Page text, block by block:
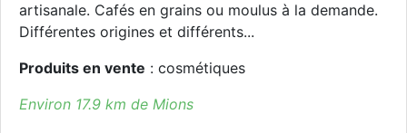
artisanale. Cafés en grains ou moulus à la demande.
Différentes origines et différents...
Produits en vente : cosmétiques
Environ 17.9 km de Mions